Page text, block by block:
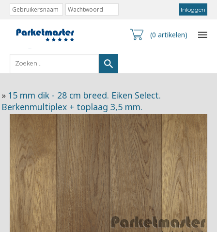
(0 artikelen)
» 15 mm dik - 28 cm breed. Eiken Select.
Berkenmultiplex + toplaag 3,5 mm.